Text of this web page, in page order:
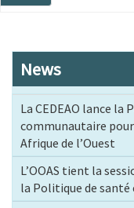
page
News
La CEDEAO lance
communautaire
Afrique de l’Ouest
L’OOAS tient la
la Politique de